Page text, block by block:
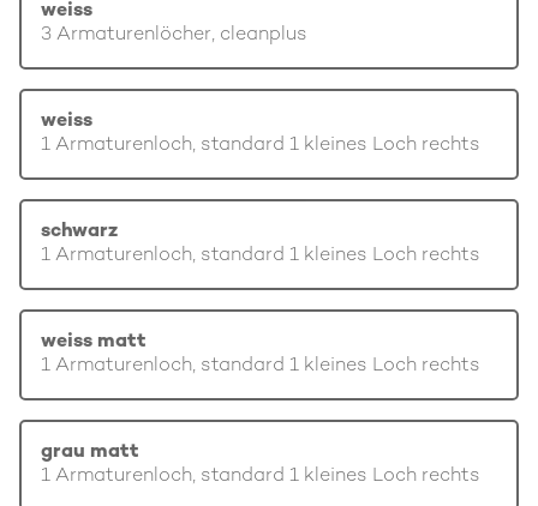
weiss
3 Armaturenlöcher, cleanplus
weiss
1 Armaturenloch, standard 1 kleines Loch rechts
schwarz
1 Armaturenloch, standard 1 kleines Loch rechts
weiss matt
1 Armaturenloch, standard 1 kleines Loch rechts
grau matt
1 Armaturenloch, standard 1 kleines Loch rechts